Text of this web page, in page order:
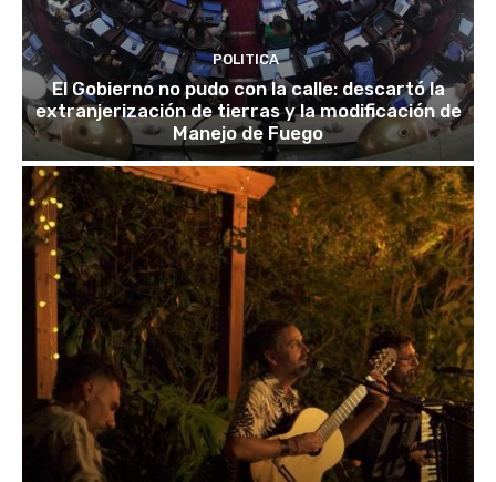
POLITICA
El Gobierno no pudo con la calle: descartó la
extranjerización de tierras y la modificación de
Manejo de Fuego